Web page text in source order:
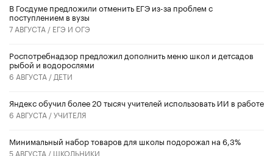
В Госдуме предложили отменить ЕГЭ из-за проблем с
поступлением в вузы
7 АВГУСТА / ЕГЭ И ОГЭ
Роспотребнадзор предложил дополнить меню школ и детсадов
рыбой и водорослями
6 АВГУСТА / ДЕТИ
​Яндекс обучил более 20 тысяч учителей использовать ИИ в работе
6 АВГУСТА /УЧИТЕЛЯ
Минимальный набор товаров для школы подорожал на 6,3%
5 АВГУСТА / ШКОЛЬНИКИ